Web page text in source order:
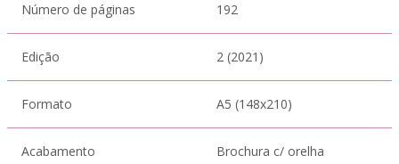
Número de páginas 192
Edição 2 (2021)
Formato A5 (148x210)
Acabamento Brochura c/ orelha